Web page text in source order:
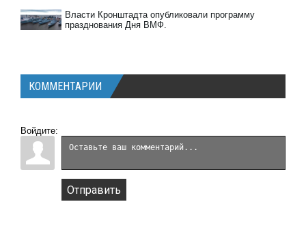
Власти Кронштадта опубликовали программу
празднования Дня ВМФ.
КОММЕНТАРИИ
Войдите:
Отправить